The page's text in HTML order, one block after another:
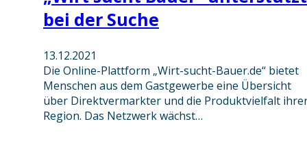
bei der Suche
13.12.2021
Die Online-Plattform „Wirt-sucht-Bauer.de“ bietet
Menschen aus dem Gastgewerbe eine Übersicht
über Direktvermarkter und die Produktvielfalt
Region. Das Netzwerk wächst…